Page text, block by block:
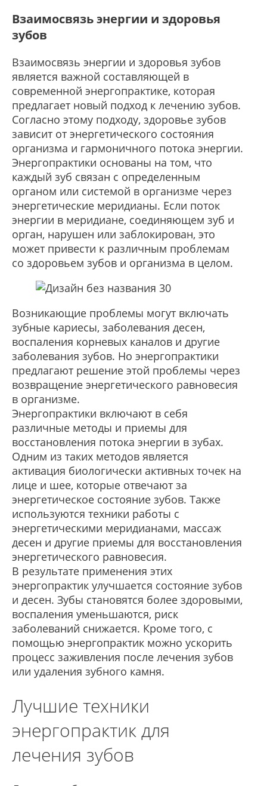
Взаимосвязь энергии и здоровья
зубов
Взаимосвязь энергии и здоровья зубов
является важной составляющей в
современной энергопрактике, которая
предлагает новый подход к лечению зубов.
Согласно этому подходу, здоровье зубов
зависит от энергетического состояния
организма и гармоничного потока энергии.
Энергопрактики основаны на том, что
каждый зуб связан с определенным
органом или системой в организме через
энергетические меридианы. Если поток
энергии в меридиане, соединяющем зуб и
орган, нарушен или заблокирован, это
может привести к различным проблемам
со здоровьем зубов и организма в целом.
Возникающие проблемы могут включать
зубные кариесы, заболевания десен,
воспаления корневых каналов и другие
заболевания зубов. Но энергопрактики
предлагают решение этой проблемы через
возвращение энергетического равновесия
в организме.
Энергопрактики включают в себя
различные методы и приемы для
восстановления потока энергии в зубах.
Одним из таких методов является
активация биологически активных точек на
лице и шее, которые отвечают за
энергетическое состояние зубов. Также
используются техники работы с
энергетическими меридианами, массаж
десен и другие приемы для восстановления
энергетического равновесия.
В результате применения этих
энергопрактик улучшается состояние зубов
и десен. Зубы становятся более здоровыми,
воспаления уменьшаются, риск
заболеваний снижается. Кроме того, с
помощью энергопрактик можно ускорить
процесс заживления после лечения зубов
или удаления зубного камня.
Лучшие техники
энергопрактик для
лечения зубов